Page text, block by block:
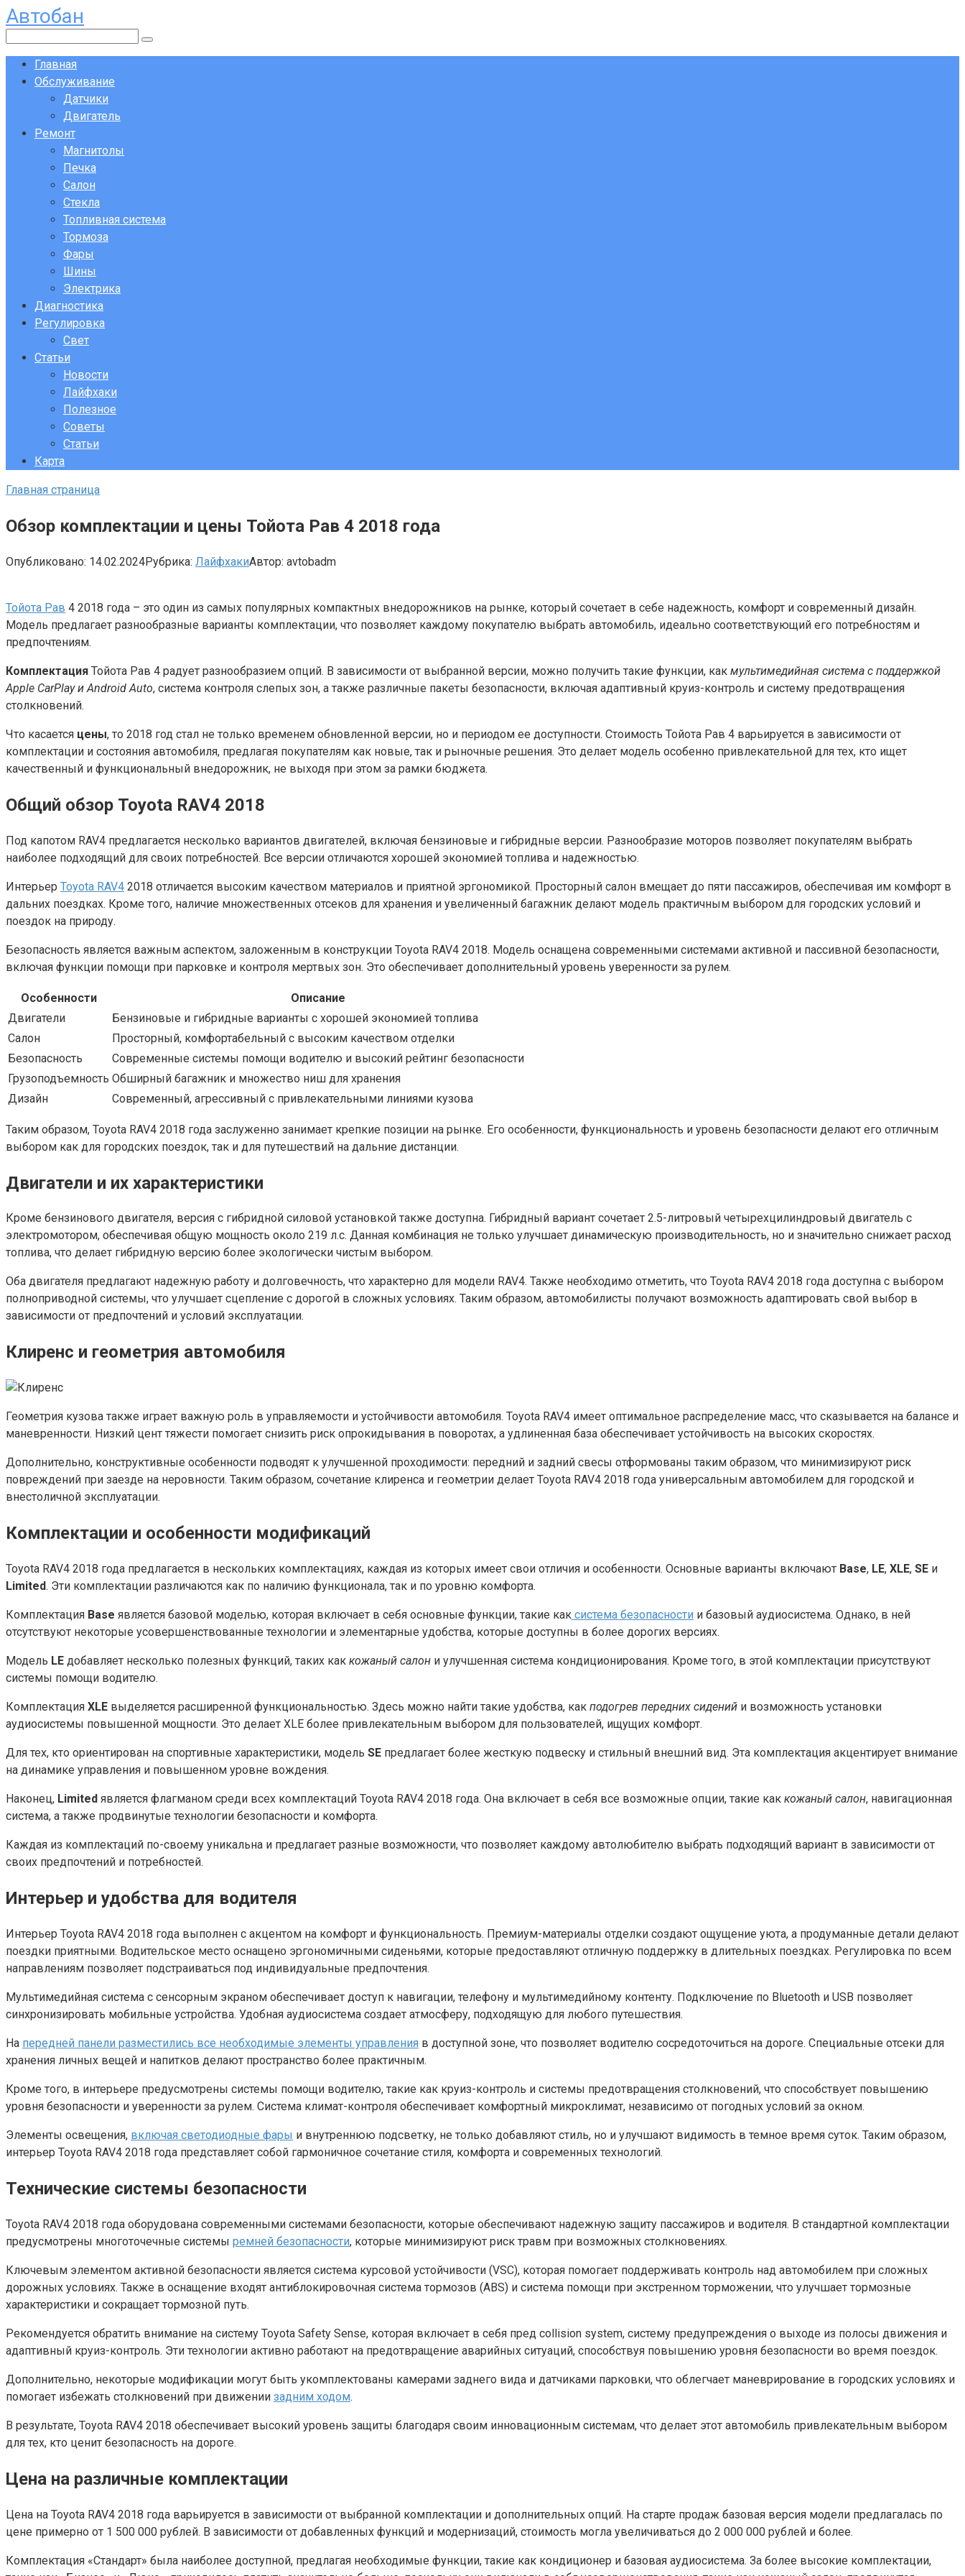
Перейти
к
контенту
Автобан
Главная
Обслуживание
Датчики
Двигатель
Ремонт
Магнитолы
Печка
Салон
Стекла
Топливная система
Тормоза
Фары
Шины
Электрика
Диагностика
Регулировка
Свет
Статьи
Новости
Лайфхаки
Полезное
Советы
Статьи
Карта
Главная страница
Обзор комплектации и цены Тойота Рав 4 2018 года
Опубликовано: 14.02.2024Рубрика: ЛайфхакиАвтор: avtobadm
Тойота Рав 4 2018 года – это один из самых популярных компактных внедорожников на рынке, который сочетает в себе надежность, комфорт и современный дизайн.
Модель предлагает разнообразные варианты комплектации, что позволяет каждому покупателю выбрать автомобиль, идеально соответствующий его потребностям и
предпочтениям.
Комплектация Тойота Рав 4 радует разнообразием опций. В зависимости от выбранной версии, можно получить такие функции, как мультимедийная система с поддержкой
Apple CarPlay и Android Auto, система контроля слепых зон, а также различные пакеты безопасности, включая адаптивный круиз-контроль и систему предотвращения
столкновений.
Что касается цены, то 2018 год стал не только временем обновленной версии, но и периодом ее доступности. Стоимость Тойота Рав 4 варьируется в зависимости от
комплектации и состояния автомобиля, предлагая покупателям как новые, так и рыночные решения. Это делает модель особенно привлекательной для тех, кто ищет
качественный и функциональный внедорожник, не выходя при этом за рамки бюджета.
Общий обзор Toyota RAV4 2018
Под капотом RAV4 предлагается несколько вариантов двигателей, включая бензиновые и гибридные версии. Разнообразие моторов позволяет покупателям выбрать
наиболее подходящий для своих потребностей. Все версии отличаются хорошей экономией топлива и надежностью.
Интерьер Toyota RAV4 2018 отличается высоким качеством материалов и приятной эргономикой. Просторный салон вмещает до пяти пассажиров, обеспечивая им комфорт в
дальних поездках. Кроме того, наличие множественных отсеков для хранения и увеличенный багажник делают модель практичным выбором для городских условий и
поездок на природу.
Безопасность является важным аспектом, заложенным в конструкции Toyota RAV4 2018. Модель оснащена современными системами активной и пассивной безопасности,
включая функции помощи при парковке и контроля мертвых зон. Это обеспечивает дополнительный уровень уверенности за рулем.
Особенности
Описание
Двигатели
Бензиновые и гибридные варианты с хорошей экономией топлива
Салон
Просторный, комфортабельный с высоким качеством отделки
Безопасность
Современные системы помощи водителю и высокий рейтинг безопасности
Грузоподъемность Обширный багажник и множество ниш для хранения
Дизайн
Современный, агрессивный с привлекательными линиями кузова
Таким образом, Toyota RAV4 2018 года заслуженно занимает крепкие позиции на рынке. Его особенности, функциональность и уровень безопасности делают его отличным
выбором как для городских поездок, так и для путешествий на дальние дистанции.
Двигатели и их характеристики
Кроме бензинового двигателя, версия с гибридной силовой установкой также доступна. Гибридный вариант сочетает 2.5-литровый четырехцилиндровый двигатель с
электромотором, обеспечивая общую мощность около 219 л.с. Данная комбинация не только улучшает динамическую производительность, но и значительно снижает расход
топлива, что делает гибридную версию более экологически чистым выбором.
Оба двигателя предлагают надежную работу и долговечность, что характерно для модели RAV4. Также необходимо отметить, что Toyota RAV4 2018 года доступна с выбором
полноприводной системы, что улучшает сцепление с дорогой в сложных условиях. Таким образом, автомобилисты получают возможность адаптировать свой выбор в
зависимости от предпочтений и условий эксплуатации.
Клиренс и геометрия автомобиля
Геометрия кузова также играет важную роль в управляемости и устойчивости автомобиля. Toyota RAV4 имеет оптимальное распределение масс, что сказывается на балансе и
маневренности. Низкий цент тяжести помогает снизить риск опрокидывания в поворотах, а удлиненная база обеспечивает устойчивость на высоких скоростях.
Дополнительно, конструктивные особенности подводят к улучшенной проходимости: передний и задний свесы отформованы таким образом, что минимизируют риск
повреждений при заезде на неровности. Таким образом, сочетание клиренса и геометрии делает Toyota RAV4 2018 года универсальным автомобилем для городской и
внестоличной эксплуатации.
Комплектации и особенности модификаций
Toyota RAV4 2018 года предлагается в нескольких комплектациях, каждая из которых имеет свои отличия и особенности. Основные варианты включают Base, LE, XLE, SE и
Limited. Эти комплектации различаются как по наличию функционала, так и по уровню комфорта.
Комплектация Base является базовой моделью, которая включает в себя основные функции, такие как система безопасности и базовый аудиосистема. Однако, в ней
отсутствуют некоторые усовершенствованные технологии и элементарные удобства, которые доступны в более дорогих версиях.
Модель LE добавляет несколько полезных функций, таких как кожаный салон и улучшенная система кондиционирования. Кроме того, в этой комплектации присутствуют
системы помощи водителю.
Комплектация XLE выделяется расширенной функциональностью. Здесь можно найти такие удобства, как подогрев передних сидений и возможность установки
аудиосистемы повышенной мощности. Это делает XLE более привлекательным выбором для пользователей, ищущих комфорт.
Для тех, кто ориентирован на спортивные характеристики, модель SE предлагает более жесткую подвеску и стильный внешний вид. Эта комплектация акцентирует внимание
на динамике управления и повышенном уровне вождения.
Наконец, Limited является флагманом среди всех комплектаций Toyota RAV4 2018 года. Она включает в себя все возможные опции, такие как кожаный салон, навигационная
система, а также продвинутые технологии безопасности и комфорта.
Каждая из комплектаций по-своему уникальна и предлагает разные возможности, что позволяет каждому автолюбителю выбрать подходящий вариант в зависимости от
своих предпочтений и потребностей.
Интерьер и удобства для водителя
Интерьер Toyota RAV4 2018 года выполнен с акцентом на комфорт и функциональность. Премиум-материалы отделки создают ощущение уюта, а продуманные детали делают
поездки приятными. Водительское место оснащено эргономичными сиденьями, которые предоставляют отличную поддержку в длительных поездках. Регулировка по всем
направлениям позволяет подстраиваться под индивидуальные предпочтения.
Мультимедийная система с сенсорным экраном обеспечивает доступ к навигации, телефону и мультимедийному контенту. Подключение по Bluetooth и USB позволяет
синхронизировать мобильные устройства. Удобная аудиосистема создает атмосферу, подходящую для любого путешествия.
На передней панели разместились все необходимые элементы управления в доступной зоне, что позволяет водителю сосредоточиться на дороге. Специальные отсеки для
хранения личных вещей и напитков делают пространство более практичным.
Кроме того, в интерьере предусмотрены системы помощи водителю, такие как круиз-контроль и системы предотвращения столкновений, что способствует повышению
уровня безопасности и уверенности за рулем. Система климат-контроля обеспечивает комфортный микроклимат, независимо от погодных условий за окном.
Элементы освещения, включая светодиодные фары и внутреннюю подсветку, не только добавляют стиль, но и улучшают видимость в темное время суток. Таким образом,
интерьер Toyota RAV4 2018 года представляет собой гармоничное сочетание стиля, комфорта и современных технологий.
Технические системы безопасности
Toyota RAV4 2018 года оборудована современными системами безопасности, которые обеспечивают надежную защиту пассажиров и водителя. В стандартной комплектации
предусмотрены многоточечные системы ремней безопасности, которые минимизируют риск травм при возможных столкновениях.
Ключевым элементом активной безопасности является система курсовой устойчивости (VSC), которая помогает поддерживать контроль над автомобилем при сложных
дорожных условиях. Также в оснащение входят антиблокировочная система тормозов (ABS) и система помощи при экстренном торможении, что улучшает тормозные
характеристики и сокращает тормозной путь.
Рекомендуется обратить внимание на систему Toyota Safety Sense, которая включает в себя пред collision system, систему предупреждения о выходе из полосы движения и
адаптивный круиз-контроль. Эти технологии активно работают на предотвращение аварийных ситуаций, способствуя повышению уровня безопасности во время поездок.
Дополнительно, некоторые модификации могут быть укомплектованы камерами заднего вида и датчиками парковки, что облегчает маневрирование в городских условиях и
помогает избежать столкновений при движении задним ходом.
В результате, Toyota RAV4 2018 обеспечивает высокий уровень защиты благодаря своим инновационным системам, что делает этот автомобиль привлекательным выбором
для тех, кто ценит безопасность на дороге.
Цена на различные комплектации
Цена на Toyota RAV4 2018 года варьируется в зависимости от выбранной комплектации и дополнительных опций. На старте продаж базовая версия модели предлагалась по
цене примерно от 1 500 000 рублей. В зависимости от добавленных функций и модернизаций, стоимость могла увеличиваться до 2 000 000 рублей и более.
Комплектация «Стандарт» была наиболее доступной, предлагая необходимые функции, такие как кондиционер и базовая аудиосистема. За более высокие комплектации,